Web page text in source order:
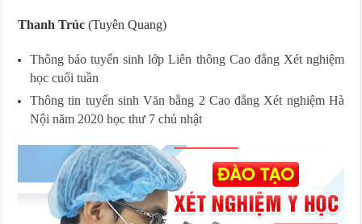
Thanh Trúc (Tuyên Quang)
Thông báo tuyển sinh lớp Liên thông Cao đẳng Xét nghiệm
học cuối tuần
Thông tin tuyển sinh Văn bằng 2 Cao đẳng Xét nghiệm Hà
Nội năm 2020 học thư 7 chủ nhật